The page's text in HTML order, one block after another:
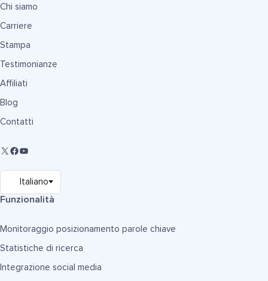
Chi siamo
Carriere
Stampa
Testimonianze
Affiliati
Blog
Contatti
Funzionalità
Monitoraggio posizionamento parole chiave
Statistiche di ricerca
Integrazione social media